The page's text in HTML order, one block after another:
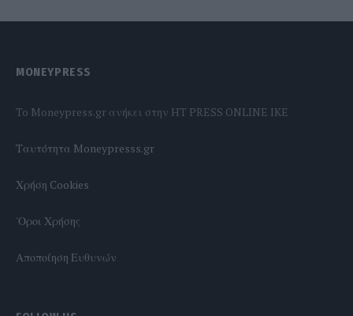
MONEYPRESS
To Moneypress.gr ανήκει στην HT PRESS ONLINE IKE
Tαυτότητα Moneypresss.gr
Χρήση Cookies
'Οροι Χρήσης
Αποποίηση Ευθυνών